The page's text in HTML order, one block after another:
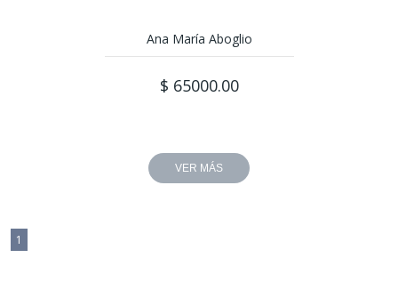
Ana María Aboglio
$ 65000.00
VER MÁS
1